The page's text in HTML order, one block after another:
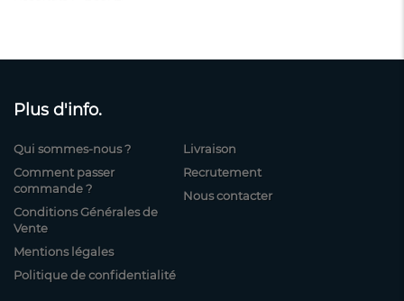
Plus d'info.
Qui sommes-nous ?
Comment passer
commande ?
Conditions Générales de
Vente
Mentions légales
Politique de confidentialité
Livraison
Recrutement
Nous contacter